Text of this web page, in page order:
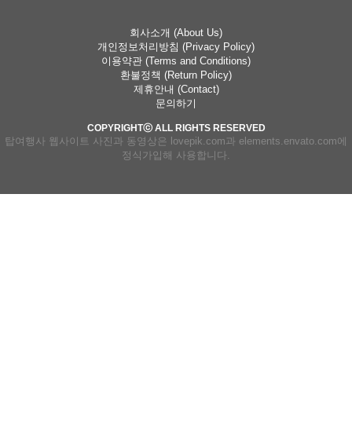
회사소개 (About Us)
개인정보처리방침 (Privacy Policy)
이용약관 (Terms and Conditions)
환불정책 (Return Policy)
제휴안내 (Contact)
문의하기
COPYRIGHTⓒ ALL RIGHTS RESERVED
탑여행사 웹사이트 사진과 동영상은 lovepik.com과 elements.envato.com에
정식가입해 사용합니다.